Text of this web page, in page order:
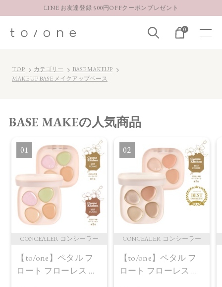
LINE お友達登録 500円OFFクーポンプレゼント
お得な定期購入コースはこちら
0
TOP カテゴリー
BASE MAKEUP
MAKE UP BASE メイクアップベース
BASE MAKEの人気商品
1
CONCEALER コンシーラー
【to/one】ペタル フ
ロート フローレス タ
2
CONCEALER コンシーラー
【to/one】ペタル フ
ロート フローレス タ